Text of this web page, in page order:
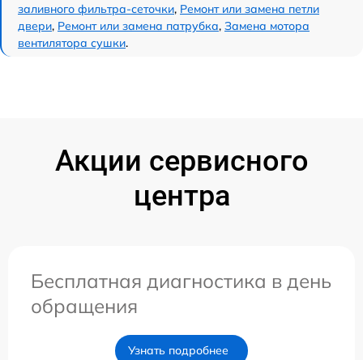
заливного фильтра-сеточки, Ремонт или замена петли
двери, Ремонт или замена патрубка, Замена мотора
вентилятора сушки.
Акции сервисного
центра
Бесплатная диагностика в день
обращения
Узнать подробнее